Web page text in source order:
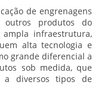
de engrenagens
produtos do
infraestrutura,
alta tecnologia e
grande diferencial a
sob medida, que
a diversos tipos de